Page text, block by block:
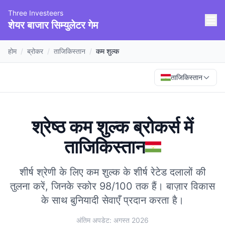
Three Investeers
शेयर बाजार सिम्युलेटर गेम
होम / ब्रोकर / ताजिकिस्तान / कम शुल्क
ताजिकिस्तान
श्रेष्ठ कम शुल्क ब्रोकर्समें
ताजिकिस्तान
शीर्ष श्रेणी के लिए कम शुल्क के शीर्ष रेटेड दलालों की
तुलना करें, जिनके स्कोर 98/100 तक हैं। बाज़ार विकास
के साथ बुनियादी सेवाएँ प्रदान करता है।
अंतिम अपडेट: अगस्त 2026